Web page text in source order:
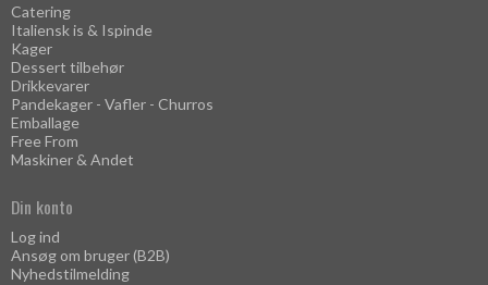
Catering
Italiensk is & Ispinde
Kager
Dessert tilbehør
Drikkevarer
Pandekager - Vafler - Churros
Emballage
Free From
Maskiner & Andet
Din konto
Log ind
Ansøg om bruger (B2B)
Nyhedstilmelding